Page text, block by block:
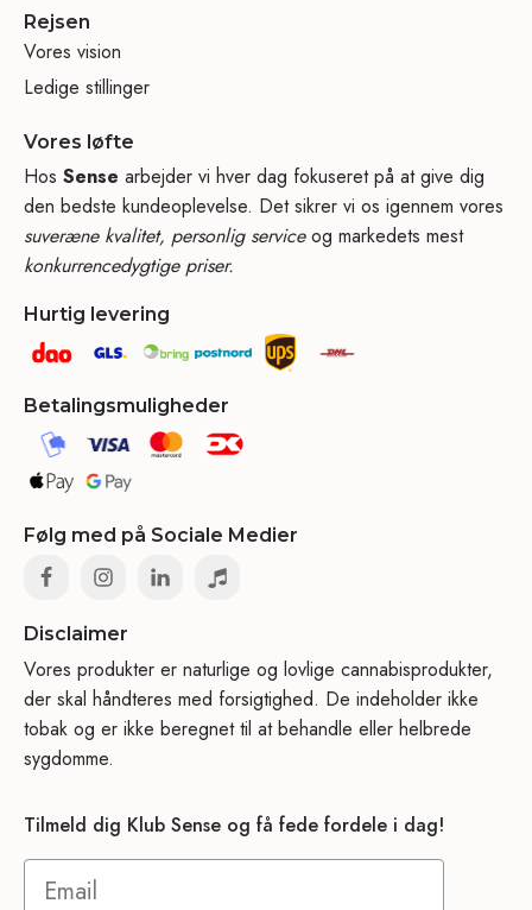
Rejsen
Vores vision
Ledige stillinger
Vores løfte
Hos Sense arbejder vi hver dag fokuseret på at give dig
den bedste kundeoplevelse. Det sikrer vi os igennem vores
suveræne kvalitet, personlig serviceog markedets mest
konkurrencedygtige priser.
Hurtig levering
Betalingsmuligheder
Følg med på Sociale Medier
Disclaimer
Vores produkter er naturlige og lovlige cannabisprodukter,
der skal håndteres med forsigtighed. De indeholder ikke
tobak og er ikke beregnet til at behandle eller helbrede
sygdomme.
Tilmeld dig Klub Sense og få fede fordele i dag!